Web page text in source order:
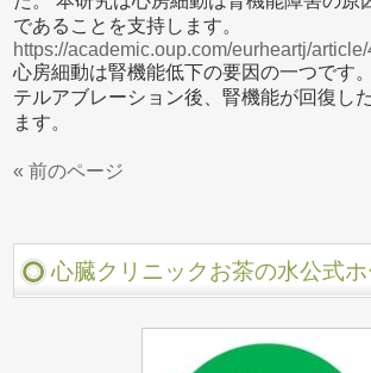
であることを支持します。
https://academic.oup.com/eurheartj/
心房細動は腎機能低下の要因の一つです
テルアブレーション後、腎機能が回復し
ます。
« 前のページ
心臓クリニックお茶の水公式